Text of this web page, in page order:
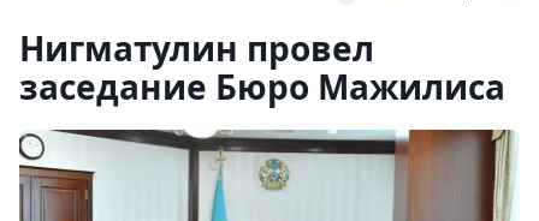
Нигматулин провел
заседание Бюро Мажилиса